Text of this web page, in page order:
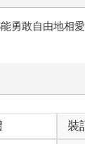
勇敢自由地相愛
裝